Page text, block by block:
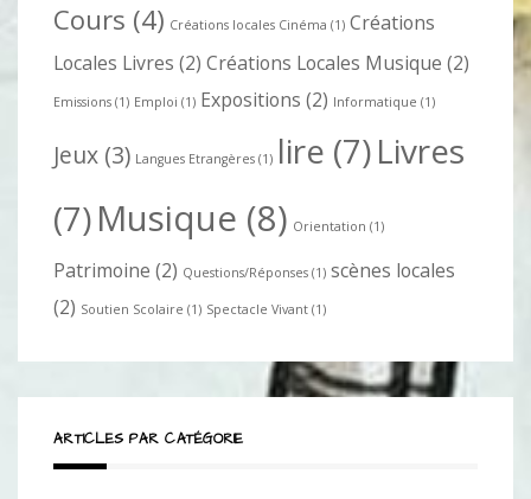
Cours (4) Créations locales Cinéma (1) Créations
Locales Livres (2) Créations Locales Musique (2)
Emissions (1) Emploi (1) Expositions (2) Informatique (1)
Jeux (3) Langues Etrangères (1) lire (7)Livres
(7)Musique (8) Orientation (1)
Patrimoine (2) Questions/Réponses (1) scènes locales
(2) Soutien Scolaire (1) Spectacle Vivant (1)
ARTICLES PAR CATÉGORIE